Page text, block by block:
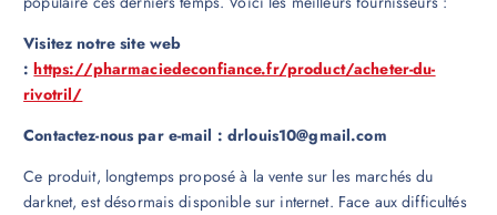
Visitez notre site web
:https://pharmaciedeconfiance.fr/product/acheter-du-
rivotril/
Contactez-nous par e-mail : drlouis10@gmail.com
Ce produit, longtemps proposé à la vente sur les marchés du
darknet, est désormais disponible sur internet. Face aux difficultés